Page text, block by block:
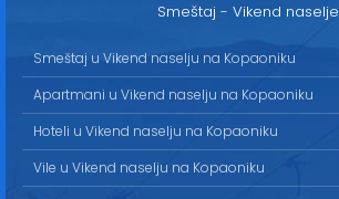
Smeštaj - Vikend naselje
Smeštaj u Vikend naselju na Kopaoniku
Apartmani u Vikend naselju na Kopaoniku
Hoteli u Vikend naselju na Kopaoniku
Vile u Vikend naselju na Kopaoniku